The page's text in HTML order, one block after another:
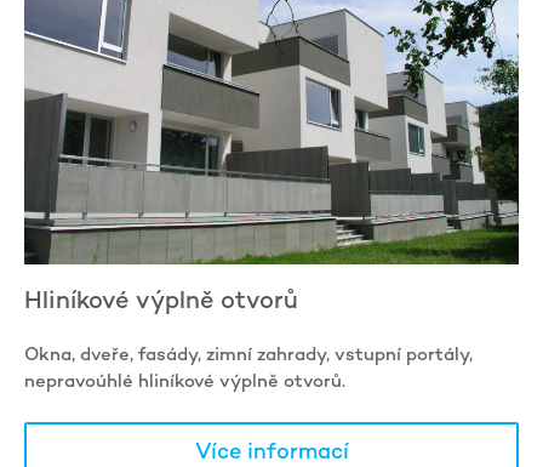
Hliníkové výplně otvorů
Okna, dveře, fasády, zimní zahrady, vstupní portály,
nepravoúhlé hliníkové výplně otvorů.
Více informací